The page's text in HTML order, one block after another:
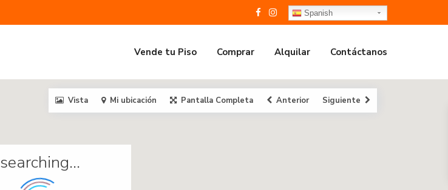
Spanish
Vende tu Piso Comprar Alquilar Contáctanos
searching...
Vista Mi ubicación Pantalla Completa Anterior Siguiente